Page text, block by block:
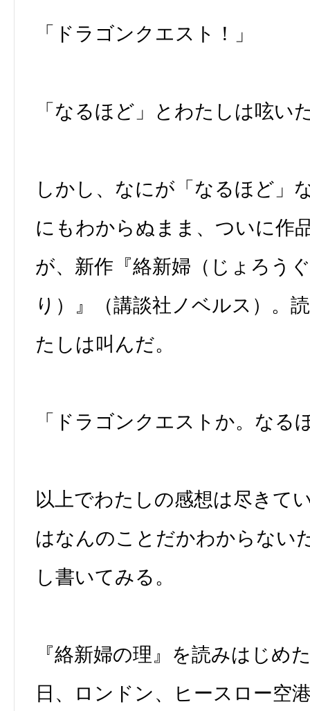
「ドラゴンクエスト！」
「なるほど」とわたしは呟い
しかし、なにが「なるほど」
にもわからぬまま、ついに作
が、新作『絡新婦（じょろう
り）』（講談社ノベルス）。
たしは叫んだ。
「ドラゴンクエストか。なる
以上でわたしの感想は尽きて
はなんのことだかわからない
し書いてみる。
『絡新婦の理』を読みはじめ
日、ロンドン、ヒースロー空